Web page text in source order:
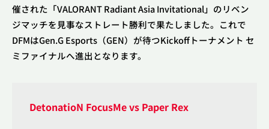
催された「VALORANT Radiant Asia Invitational」のリベン
ジマッチを見事なストレート勝利で果たしました。これで
DFMはGen.G Esports（GEN）が待つKickoffトーナメント セ
ミファイナルへ進出となります。
DetonatioN FocusMe vs Paper Rex